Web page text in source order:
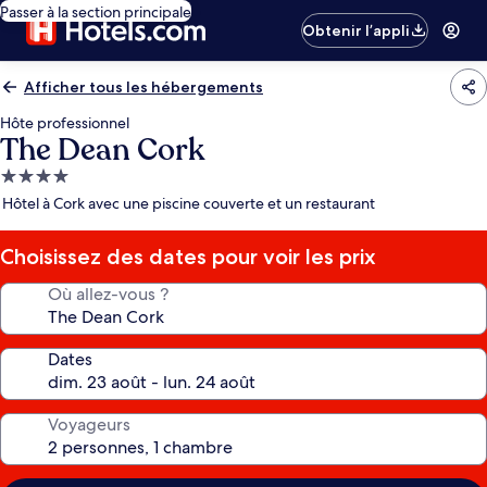
Passer à la section principale
Obtenir l’appli
Afficher tous les hébergements
Hôte professionnel
The Dean Cork
Hébergement
4.0 étoiles
Hôtel à Cork avec une piscine couverte et un restaurant
Choisissez des dates pour voir les prix
Où allez-vous ?
Dates
Voyageurs